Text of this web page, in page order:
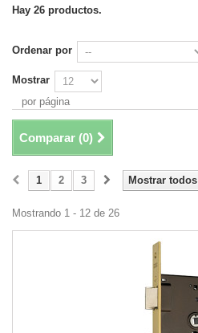
Hay 26 productos.
Ordenar por
Mostrar
por página
Comparar (0)
Mostrar todos
1 2 3
Mostrando 1 - 12 de 26